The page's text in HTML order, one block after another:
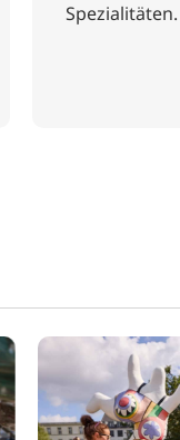
Spezialitäten.